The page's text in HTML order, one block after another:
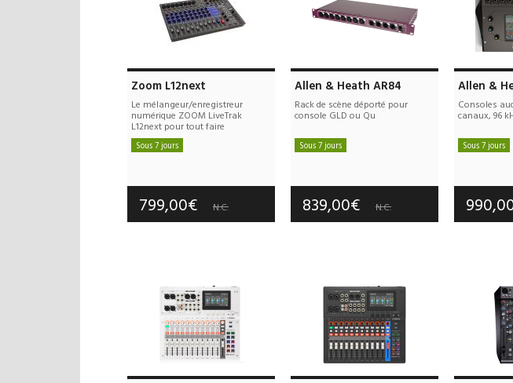
Zoom L12next
Le mélangeur/enregistreur
numérique ZOOM LiveTrak
L12next pour tout faire
Sous 7 jours
Garantie :3 an(s)
799,00€ N.C.
Allen & Heath AR84
Rack de scène déporté pour
console GLD ou Qu
Sous 7 jours
Garantie :3 an(s)
839,00€ N.C.
Allen &
Consoles
canaux, 96
Sous 7 jours